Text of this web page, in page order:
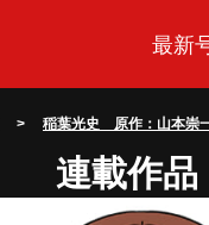
最新
> 稲葉光史 原作：山本崇
連載作品